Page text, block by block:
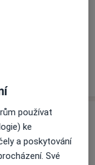
k dispozici
informace o
používat
ke
a poskytování
Své